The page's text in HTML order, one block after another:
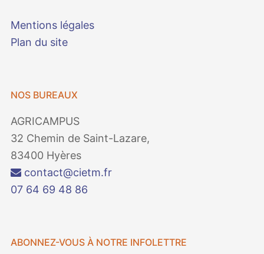
Mentions légales
Plan du site
NOS BUREAUX
AGRICAMPUS
32 Chemin de Saint-Lazare,
83400 Hyères
contact@cietm.fr
07 64 69 48 86
ABONNEZ-VOUS À NOTRE INFOLETTRE